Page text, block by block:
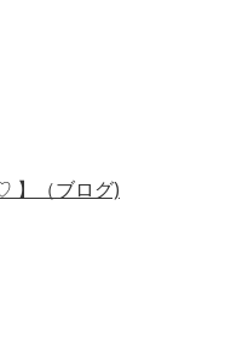
】（ブログ)